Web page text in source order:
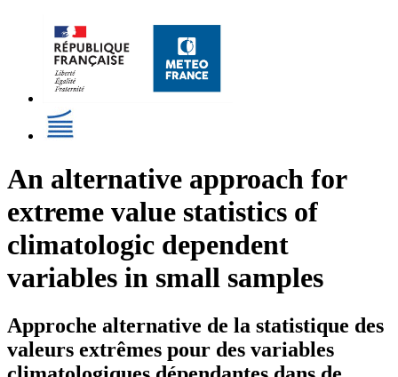
An alternative approach for
extreme value statistics of
climatologic dependent
variables in small samples
Approche alternative de la statistique des
valeurs extrêmes pour des variables